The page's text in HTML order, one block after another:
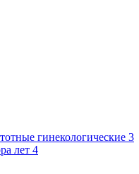
гинекологические 3
лет 4